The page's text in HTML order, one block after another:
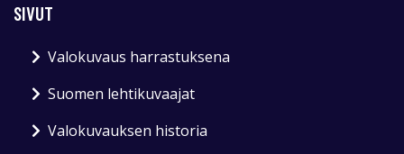
SIVUT
Valokuvaus harrastuksena
Suomen lehtikuvaajat
Valokuvauksen historia